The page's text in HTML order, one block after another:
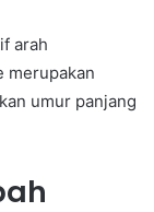
arah
merupakan
umur panjang